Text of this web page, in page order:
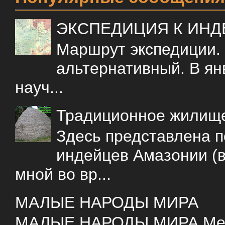
ЭКСПЕДИЦИЯ К
Маршрут
альтернативный. В
науч...
Традиционное
Здесь представлена
индейцев Амазонии
мной во вр...
МАЛЫЕ НАРОДЫ МИРА